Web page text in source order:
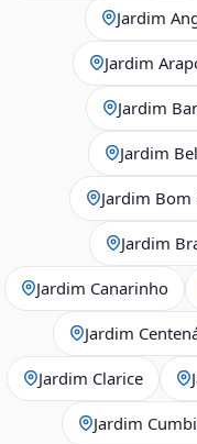
Jardim
Jardim
Jardim
Jardim
Jardim Bom
Jardim
Jardim Canarinho
Jardim
Jardim Clarice
Jardim